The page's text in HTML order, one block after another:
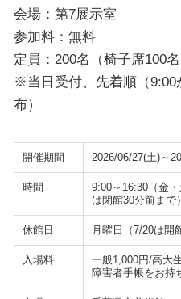
会場：第7展示室
参加料：無料
定員：200名（椅子席100名
※当日受付、先着順（9:00
布）
開催期間 2026/06/27(土)～
時間
9:00～16:30（金
は閉館30分前まで）
休館日 月曜日（7/20は開
入場料
一般1,000円/高大
障害者手帳をお持